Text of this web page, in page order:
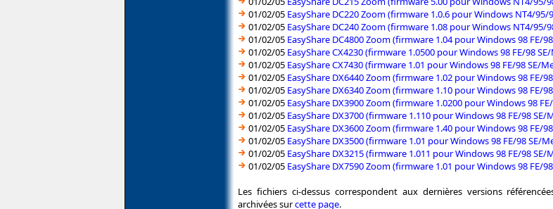
01/02/05 EasyShare DC220 Zoom (firmware 1.0.6 pour Windows NT4/95/
01/02/05 EasyShare DC240 Zoom (firmware 1.08 pour Windows NT4/95/
01/02/05 EasyShare DC4800 Zoom (firmware 1.04 pour Windows 98 FE/
01/02/05 EasyShare CX4230 (firmware 1.0500 pour Windows 98 FE/98
01/02/05 EasyShare CX7430 (firmware 1.01 pour Windows 98 FE/98 SE/
01/02/05 EasyShare DX6440 Zoom (firmware 1.02 pour Windows 98 FE/
01/02/05 EasyShare DX6340 Zoom (firmware 1.10 pour Windows 98 FE/
01/02/05 EasyShare DX3900 Zoom (firmware 1.0200 pour Windows 98
01/02/05 EasyShare DX3700 (firmware 1.110 pour Windows 98 FE/98
01/02/05 EasyShare DX3600 Zoom (firmware 1.40 pour Windows 98 FE/
01/02/05 EasyShare DX3500 (firmware 1.01 pour Windows 98 FE/98 SE/
01/02/05 EasyShare DX3215 (firmware 1.011 pour Windows 98 FE/98
01/02/05 EasyShare DX7590 Zoom (firmware 1.01 pour Windows 98 FE/
Les fichiers ci-dessus correspondent aux dernières versions
archivées surcette page.